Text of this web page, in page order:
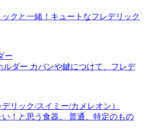
クと一緒！キュートなフレデリック
ー
ルダー カバンや鍵につけて、フレデ
リック/スイミー/カメレオン）
！と思う食器。 普通、特定のもの